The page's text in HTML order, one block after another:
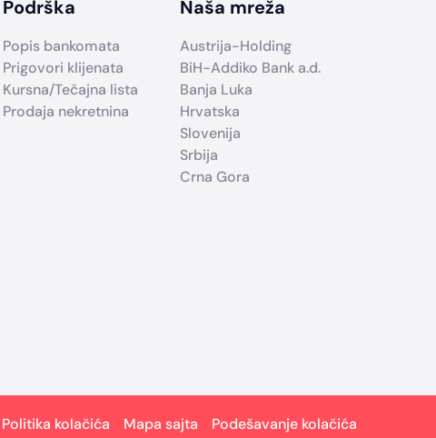
Podrška
Popis bankomata
Prigovori klijenata
Kursna/Tečajna lista
Prodaja nekretnina
Naša mreža
Austrija-Holding
BiH-Addiko Bank a.d.
Banja Luka
Hrvatska
Slovenija
Srbija
Crna Gora
Politika kolačića Mapa sajta Podešavanje kolačića